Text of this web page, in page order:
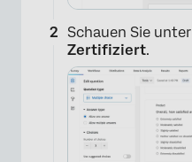
Schauen Sie unter
Zertifiziert.